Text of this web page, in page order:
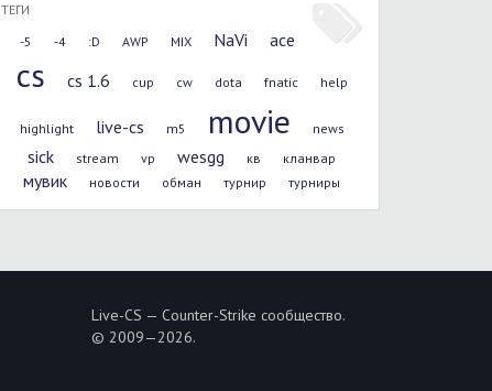
ТЕГИ
-5
-4 :D AWP MIX NaVi ace
cs cs 1.6 cup cw dota fnatic help
highlight live-cs m5 movie news
sick stream vp wesgg кв кланвар
мувик новости обман турнир турниры
Live-CS — Counter-Strike сообщество.
© 2009—2026.